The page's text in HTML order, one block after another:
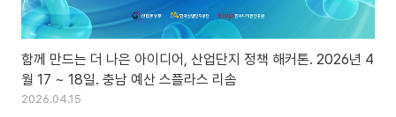
함께 만드는 더 나은 아이디어, 산업단지 정책 해커톤. 2026년 4
월 17 ~ 18일. 충남 예산 스플라스 리솜
2026.04.15